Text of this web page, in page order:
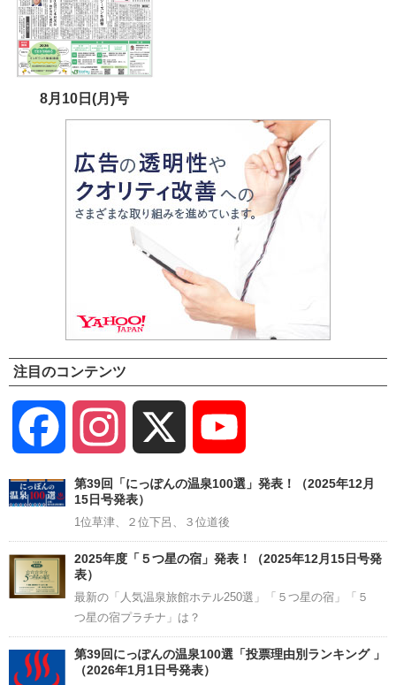
8月10日(月)号
注目のコンテンツ
Facebook Instagram
Channel
第39回「にっぽんの温泉100選」発表！（2025年12月
15日号発表）
1位草津、２位下呂、３位道後
2025年度「５つ星の宿」発表！（2025年12月15日号発
表）
最新の「人気温泉旅館ホテル250選」「５つ星の宿」「５
つ星の宿プラチナ」は？
第39回にっぽんの温泉100選「投票理由別ランキング 」
（2026年1月1日号発表）